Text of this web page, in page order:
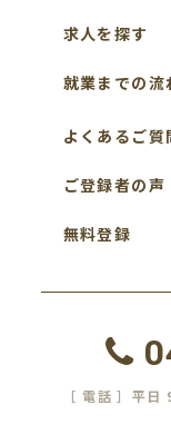
求人を探す
就業までの流
よくあるご質
ご登録者の声
無料登録
［ 電話 ］平